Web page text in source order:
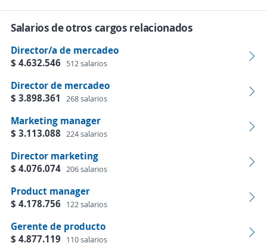
Salarios de otros cargos relacionados
Director/a de mercadeo
$ 4.632.546 512 salarios
Director de mercadeo
$ 3.898.361
268 salarios
Marketing manager
$ 3.113.088 224 salarios
Director marketing
$ 4.076.074 206 salarios
Product manager
$ 4.178.756 122 salarios
Gerente de producto
$ 4.877.119 110 salarios